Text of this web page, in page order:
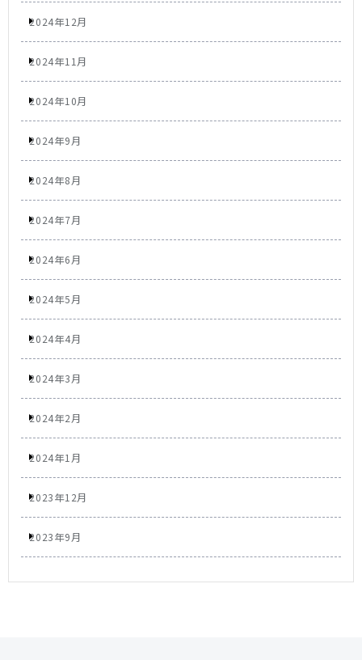
2024年12月
2024年11月
2024年10月
2024年9月
2024年8月
2024年7月
2024年6月
2024年5月
2024年4月
2024年3月
2024年2月
2024年1月
2023年12月
2023年9月